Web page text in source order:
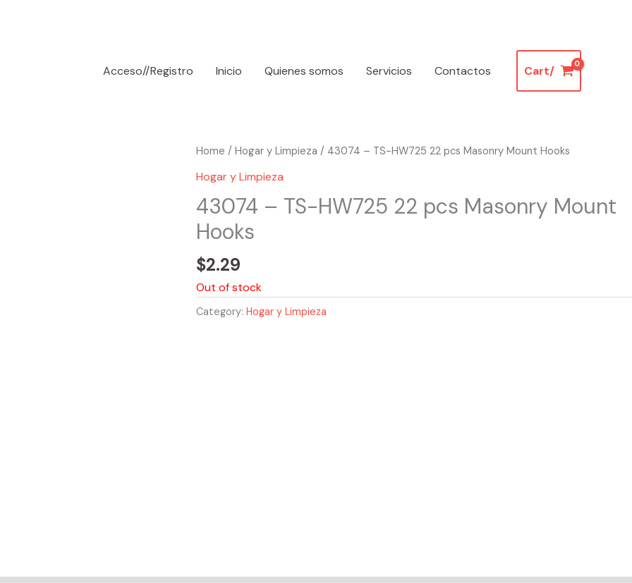
Acceso//Registro
Inicio Quienes somos Servicios Contactos Cart/
Home / Hogar y Limpieza / 43074 – TS-HW725 22 pcs Masonry Mount Hooks
Hogar y Limpieza
43074 – TS-HW725 22 pcs Masonry Mount
Hooks
$2.29
Out of stock
Category: Hogar y Limpieza